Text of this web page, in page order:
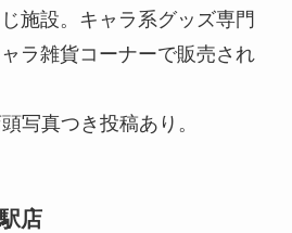
施設。キャラ系グッズ専門
ラ雑貨コーナーで販売され
写真つき投稿あり。
店